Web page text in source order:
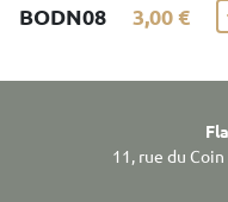
BODN08
3,00 €
11, rue du